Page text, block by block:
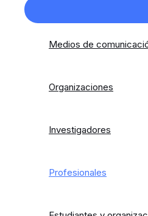
Medios de
Organizaciones
Investigadores
Profesionales